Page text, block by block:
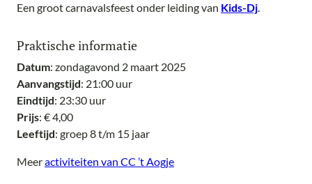
Een groot carnavalsfeest onder leiding van Kids-Dj.
Praktische informatie
Datum: zondagavond 2 maart 2025
Aanvangstijd: 21:00 uur
Eindtijd: 23:30 uur
Prijs: € 4,00
Leeftijd: groep 8 t/m 15 jaar
Meeractiviteiten van CC ’t Aogje